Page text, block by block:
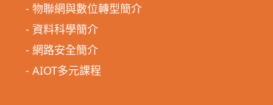
- 物聯網與數位轉型簡介
- 資料科學簡介
- 網路安全簡介
- AIOT多元課程